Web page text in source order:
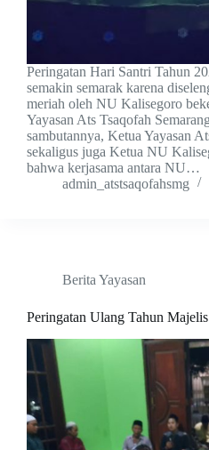
Peringatan Hari Santri Tahun
semakin semarak karena
meriah oleh NU Kalisegoro
Yayasan Ats Tsaqofah
sambutannya, Ketua Yayasan
sekaligus juga Ketua NU
bahwa kerjasama antara NU…
admin_atstsaqofahsmg
Berita Yayasan
Peringatan Ulang Tahun